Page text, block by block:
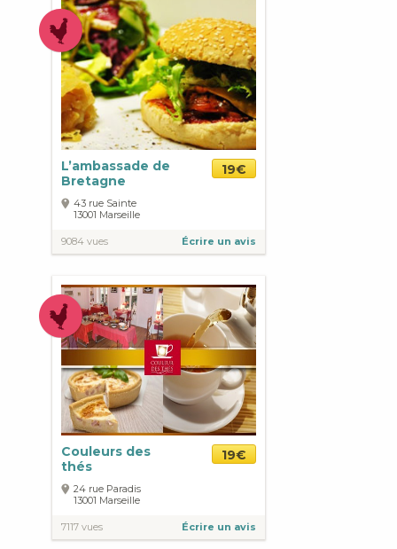
L’ambassade de
Bretagne
19€
43 rue Sainte
13001 Marseille
9084 vues Écrire un avis
Couleurs des
thés
19€
24 rue Paradis
13001 Marseille
7117 vues Écrire un avis